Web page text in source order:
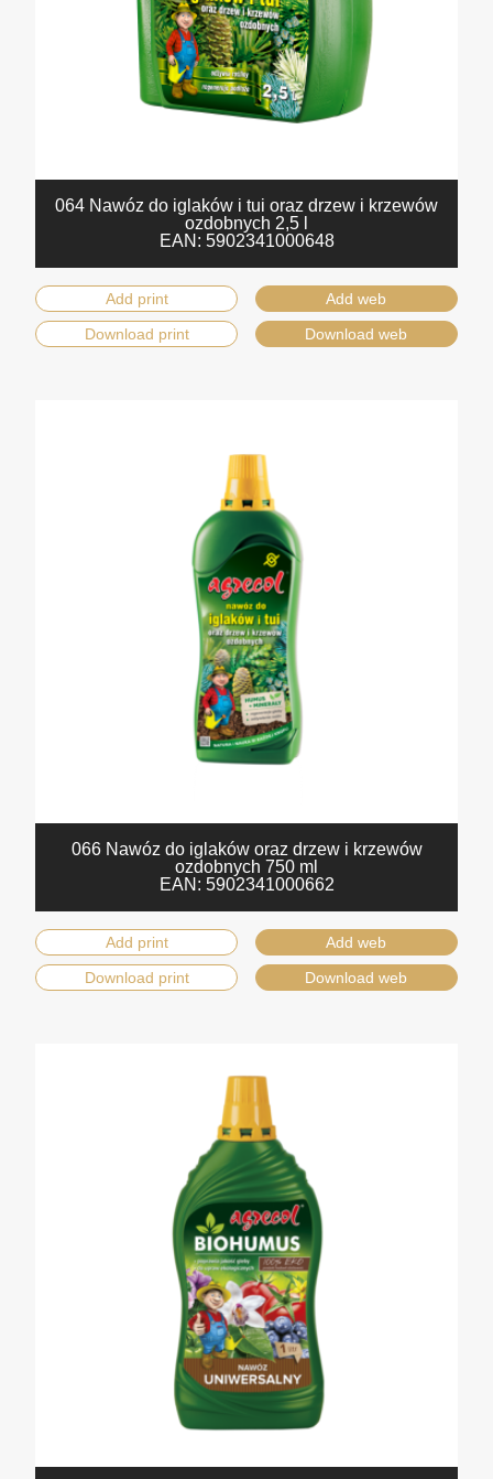
064 Nawóz do iglaków i tui oraz drzew i krzewów
ozdobnych 2,5 l
EAN: 5902341000648
Add print
Add web
Download print
Download web
066 Nawóz do iglaków oraz drzew i krzewów
ozdobnych 750 ml
EAN: 5902341000662
Add print
Add web
Download print
Download web